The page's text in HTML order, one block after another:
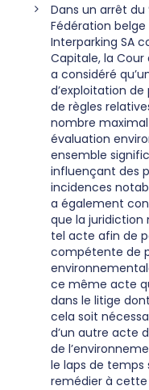
Dans un arrêt
Fédération
Interparking SA
Capitale, la Cour
a considéré
d’exploitation
de règles
nombre
évaluation
ensemble
influençant des
incidences
a également
que la juridiction
tel acte afin de
compétente de
ce même acte
dans le litige
cela soit
d’un autre acte
de
le laps de
remédier à cette